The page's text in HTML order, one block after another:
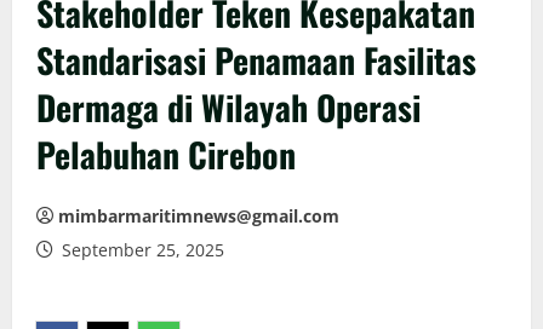
Stakeholder Teken Kesepakatan
Standarisasi Penamaan Fasilitas
Dermaga di Wilayah Operasi
Pelabuhan Cirebon
mimbarmaritimnews@gmail.com
September 25, 2025